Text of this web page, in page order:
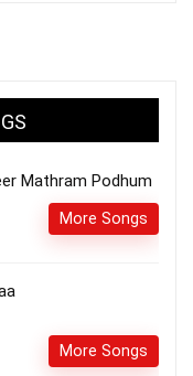
Mathram Podhum
More Songs
More Songs